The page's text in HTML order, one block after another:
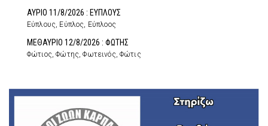
ΑΥΡΙΟ 11/8/2026 : ΕΥΠΛΟΥΣ
Εύπλους, Εύπλος, Εύπλοος
ΜΕΘΑΥΡΙΟ 12/8/2026 : ΦΩΤΗΣ
Φώτιος, Φώτης, Φωτεινός, Φώτις